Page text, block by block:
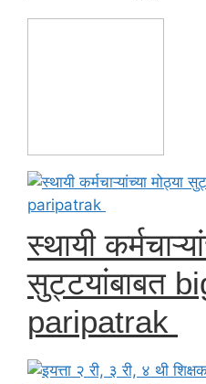
स्थायी
सुट्टयांबाबत
paripatrak